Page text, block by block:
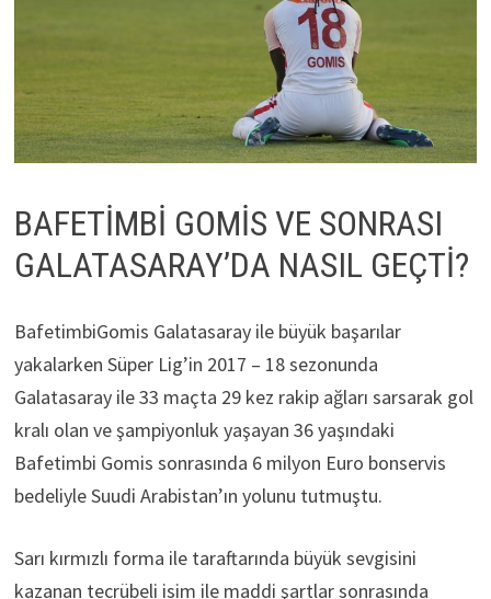
BAFETİMBİ GOMİS VE SONRASI
GALATASARAY’DA NASIL GEÇTİ?
BafetimbiGomis Galatasaray ile büyük başarılar
yakalarken Süper Lig’in 2017 – 18 sezonunda
Galatasaray ile 33 maçta 29 kez rakip ağları sarsarak gol
kralı olan ve şampiyonluk yaşayan 36 yaşındaki
Bafetimbi Gomis sonrasında 6 milyon Euro bonservis
bedeliyle Suudi Arabistan’ın yolunu tutmuştu.
Sarı kırmızlı forma ile taraftarında büyük sevgisini
kazanan tecrübeli isim ile maddi şartlar sonrasında